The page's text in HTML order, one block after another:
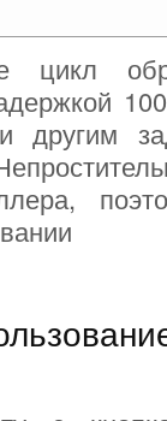
цикл
другим